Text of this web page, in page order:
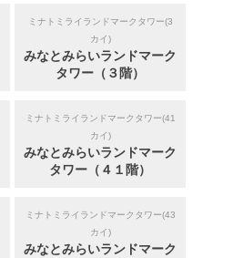
ミナトミライランドマークタワー(3
カイ)
みなとみらいランドマーク
タワー（３階）
ミナトミライランドマークタワー(41
カイ)
みなとみらいランドマーク
タワー（４１階）
ミナトミライランドマークタワー(43
カイ)
みなとみらいランドマーク